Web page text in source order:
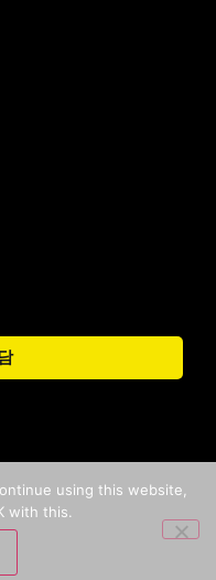
using this website,
with this.